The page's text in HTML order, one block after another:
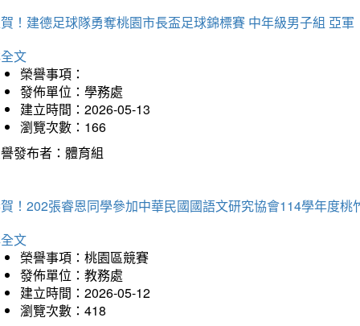
！建德足球隊勇奪桃園市長盃足球錦標賽 中年級男子組 亞軍
文
榮譽事項：
發佈單位：學務處
建立時間：2026-05-13
瀏覽次數：166
發布者：體育組
！202張睿恩同學參加中華民國國語文研究協會114學年度
文
榮譽事項：桃園區競賽
發佈單位：教務處
建立時間：2026-05-12
瀏覽次數：418